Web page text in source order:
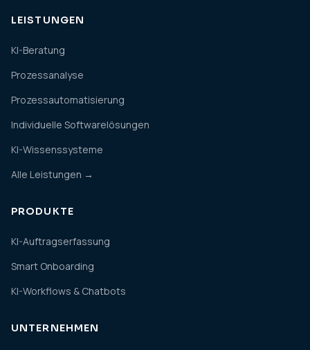
LEISTUNGEN
KI-Beratung
Prozessanalyse
Prozessautomatisierung
Individuelle Softwarelösungen
KI-Wissenssysteme
Alle Leistungen →
PRODUKTE
KI-Auftragserfassung
Smart Onboarding
KI-Workflows & Chatbots
UNTERNEHMEN